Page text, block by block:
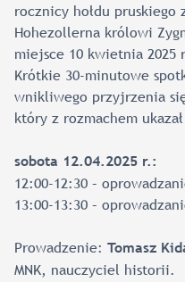
rocznicy hołdu pruskiego
Hohezollerna królowi
miejsce 10 kwietnia 2025
Krótkie 30-minutowe
wnikliwego przyjrzenia
który z rozmachem
sobota 12.04.2025 r.:
12:00-12:30 –
13:00-13:30 –
Prowadzenie: Tomasz
MNK, nauczyciel historii.